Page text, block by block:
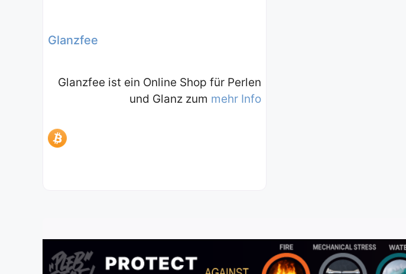
Glanzfee
Glanzfee ist ein Online Shop für Perlen
und Glanz zum mehr Info